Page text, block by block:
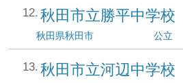
秋田市立勝平中学校
秋田県秋田市 公立
秋田市立河辺中学校